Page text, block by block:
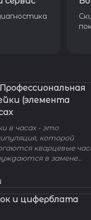
(элемента
в часах - это
которой
кварцевые
в замене
Наши мастера с
вам решить
замену
быстро,
и циферблата